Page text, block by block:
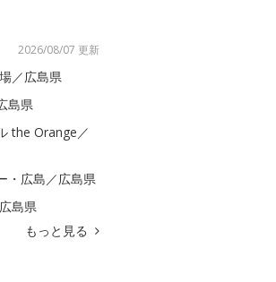
2026/08/07 更新
／広島県
島県
the Orange／
・広島／広島県
島県
もっと見る